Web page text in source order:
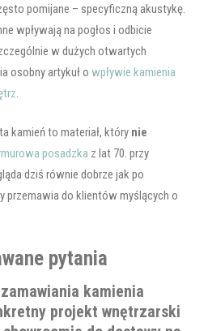
pomijane – specyficzną akustykę.
wpływają na pogłos i odbicie
w dużych otwartych
osobny artykuł o wpływie kamienia
.
kamień to materiał, który nie
posadzka z lat 70. przy
dziś równie dobrze jak po
przemawia do klientów myślących o
pytania
kamienia
projekt wnętrzarski